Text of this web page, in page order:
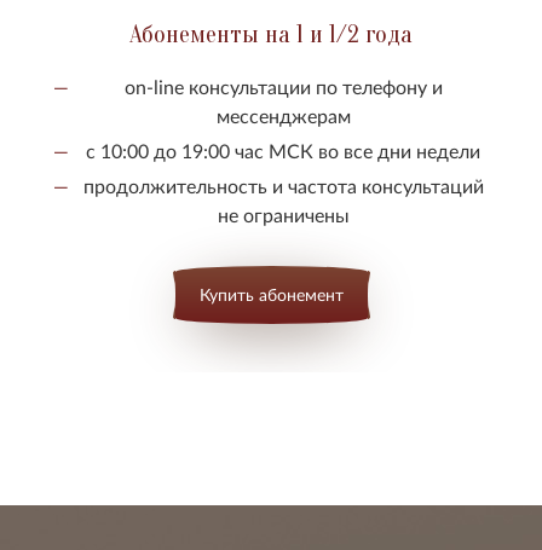
Абонементы на 1 и 1/2 года
on-line консультации по телефону и
мессенджерам
с 10:00 до 19:00 час МСК во все дни недели
продолжительность и частота консультаций
не ограничены
Купить абонемент